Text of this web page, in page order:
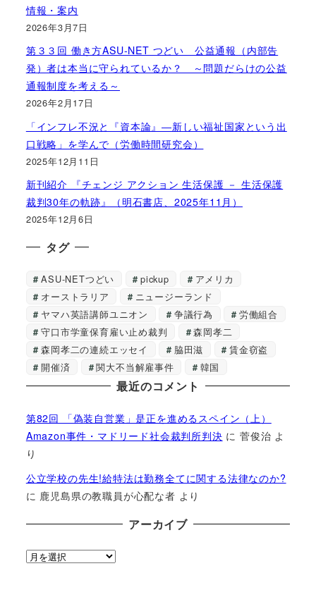
情報・案内
2026年3月7日
第３３回 働き方ASU-NET つどい 公益通報（内部告
発）者は本当に守られているか？ ～問題だらけの公益
通報制度を考える～
2026年2月17日
「インフレ不況と『資本論』―新しい福祉国家という出
口戦略」を学んで（労働時間研究会）
2025年12月11日
新刊紹介 『チェンジ アクション 生活保護 － 生活保護
裁判30年の軌跡』（明石書店、2025年11月）
2025年12月6日
タグ
ASU-NETつどい pickup
アメリカ
オーストラリア
ニュージーランド
ヤマハ英語講師ユニオン
争議行為
労働組合
守口市学童保育雇い止め裁判
森岡孝二
森岡孝二の連続エッセイ
脇田滋
賃金窃盗
開催済
関大不当解雇事件 韓国
最近のコメント
第82回 「偽装自営業」是正を進めるスペイン（上）
Amazon事件・マドリード社会裁判所判決 に菅俊治 よ
り
公立学校の先生!給特法は勤務全てに関する法律なのか?
に 鹿児島県の教職員が心配な者 より
アーカイブ
ア